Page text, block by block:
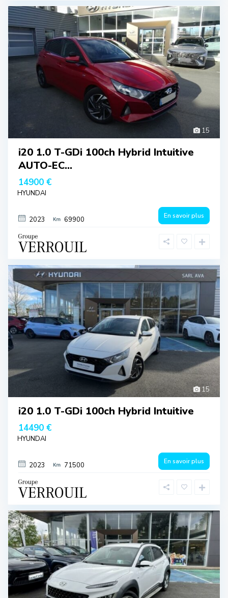
15
i20 1.0 T-GDi 100ch Hybrid Intuitive
AUTO-EC...
14900 €
HYUNDAI
2023 69900 En savoir plus
15
i20 1.0 T-GDi 100ch Hybrid Intuitive
14490 €
HYUNDAI
2023 71500 En savoir plus